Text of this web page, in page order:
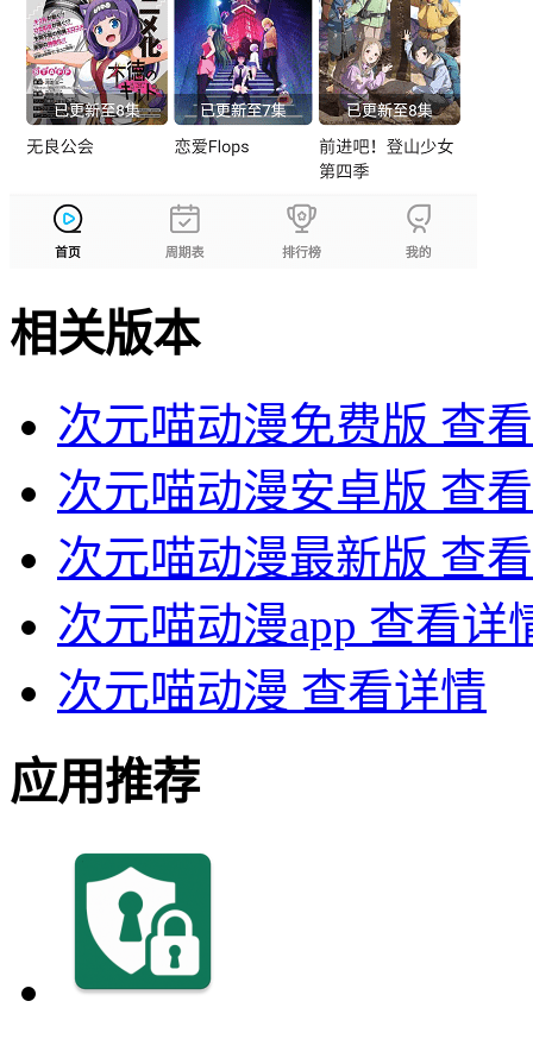
相关版本
次元喵动漫免费版 查
次元喵动漫安卓版 查
次元喵动漫最新版 查
次元喵动漫app 查看详
次元喵动漫 查看详情
应用推荐